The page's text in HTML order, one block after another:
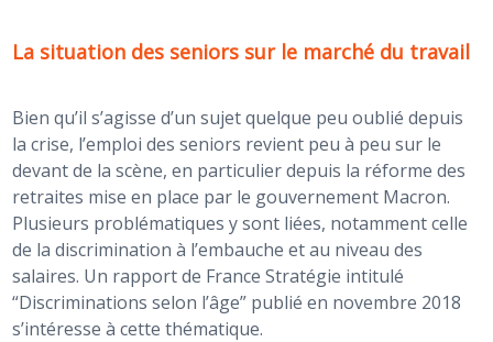
La situation des seniors sur le marché du travail
Bien qu’il s’agisse d’un sujet quelque peu oublié depuis
la crise, l’emploi des seniors revient peu à peu sur le
devant de la scène, en particulier depuis la réforme des
retraites mise en place par le gouvernement Macron.
Plusieurs problématiques y sont liées, notamment celle
de la discrimination à l’embauche et au niveau des
salaires. Un rapport de France Stratégie intitulé
“Discriminations selon l’âge” publié en novembre 2018
s’intéresse à cette thématique.